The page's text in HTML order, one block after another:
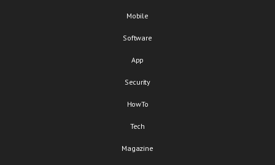
Mobile
Software
App
Security
HowTo
Tech
Magazine